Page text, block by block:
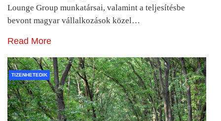
Lounge Group munkatársai, valamint a teljesítésbe
bevont magyar vállalkozások közel…
Read More
TIZENHETEDIK